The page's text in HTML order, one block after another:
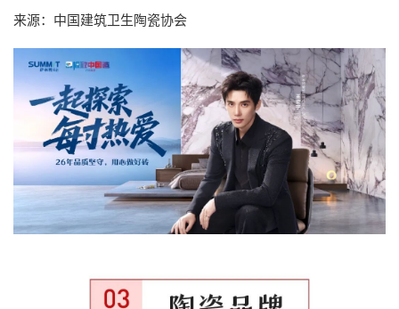
来源：中国建筑卫生陶瓷协会